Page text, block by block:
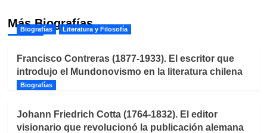
Más Biografías
Biografías Literatura y Filosofía
Francisco Contreras (1877-1933). El escritor que
introdujo el Mundonovismo en la literatura chilena
Biografías
Johann Friedrich Cotta (1764-1832). El editor
visionario que revolucionó la publicación alemana